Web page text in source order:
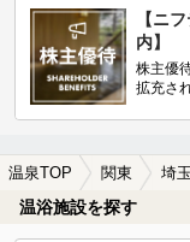
【ニ
内】
株主優
拡充さ
温泉TOP 関東 埼
温浴施設を探す